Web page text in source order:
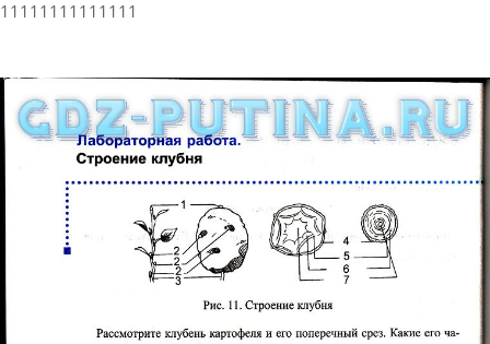
11111111111111